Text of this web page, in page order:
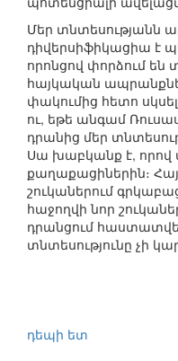
Մեր տնտեսությանն
դիվերսիֆիկացիա է
որոնցով փորձում են
հայկական
փակումից հետո
ու, եթե անգամ
դրանից մեր
Սա խաբկանք է, որով
քաղաքացիներին։
շուկաներում
հաջողվի նոր
դրանցում
տնտեսությունը չի
դեպի ետ